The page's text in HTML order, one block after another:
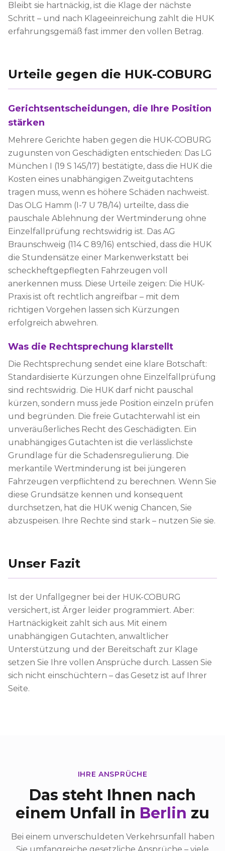
Bleibt sie hartnäckig, ist die Klage der nächste
Schritt – und nach Klageeinreichung zahlt die HUK
erfahrungsgemäß fast immer den vollen Betrag.
Urteile gegen die HUK-COBURG
Gerichtsentscheidungen, die Ihre Position
stärken
Mehrere Gerichte haben gegen die HUK-COBURG
zugunsten von Geschädigten entschieden: Das LG
München I (19 S 145/17) bestätigte, dass die HUK die
Kosten eines unabhängigen Zweitgutachtens
tragen muss, wenn es höhere Schäden nachweist.
Das OLG Hamm (I-7 U 78/14) urteilte, dass die
pauschale Ablehnung der Wertminderung ohne
Einzelfallprüfung rechtswidrig ist. Das AG
Braunschweig (114 C 89/16) entschied, dass die HUK
die Stundensätze einer Markenwerkstatt bei
scheckheftgepflegten Fahrzeugen voll
anerkennen muss. Diese Urteile zeigen: Die HUK-
Praxis ist oft rechtlich angreifbar – mit dem
richtigen Vorgehen lassen sich Kürzungen
erfolgreich abwehren.
Was die Rechtsprechung klarstellt
Die Rechtsprechung sendet eine klare Botschaft:
Standardisierte Kürzungen ohne Einzelfallprüfung
sind rechtswidrig. Die HUK darf nicht pauschal
kürzen, sondern muss jede Position einzeln prüfen
und begründen. Die freie Gutachterwahl ist ein
unveräußerliches Recht des Geschädigten. Ein
unabhängiges Gutachten ist die verlässlichste
Grundlage für die Schadensregulierung. Die
merkantile Wertminderung ist bei jüngeren
Fahrzeugen verpflichtend zu berechnen. Wenn Sie
diese Grundsätze kennen und konsequent
durchsetzen, hat die HUK wenig Chancen, Sie
abzuspeisen. Ihre Rechte sind stark – nutzen Sie sie.
Unser Fazit
Ist der Unfallgegner bei der HUK-COBURG
versichert, ist Ärger leider programmiert. Aber:
Hartnäckigkeit zahlt sich aus. Mit einem
unabhängigen Gutachten, anwaltlicher
Unterstützung und der Bereitschaft zur Klage
setzen Sie Ihre vollen Ansprüche durch. Lassen Sie
sich nicht einschüchtern – das Gesetz ist auf Ihrer
Seite.
IHRE ANSPRÜCHE
Das steht Ihnen nach
einem Unfall in Berlin zu
Bei einem unverschuldeten Verkehrsunfall haben